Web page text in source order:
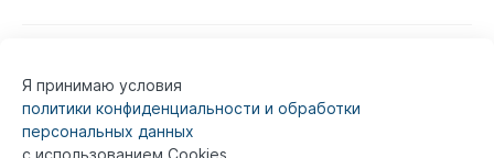
Информация на сайте предназначена для
предназначенной для публичного ознакомления
Я принимаю условия
политики конфиденциальности и обработки
персональных данных
с использованием Cookies.